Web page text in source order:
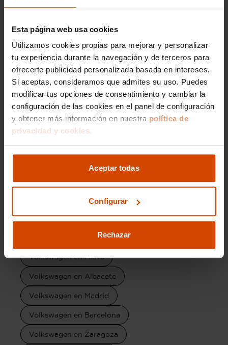
Esta página web usa cookies
Utilizamos cookies propias para mejorar y personalizar
tu experiencia durante la navegación y de terceros para
ofrecerte publicidad personalizada basada en intereses.
Si aceptas, consideramos que admites su uso. Puedes
modificar tus opciones de consentimiento y cambiar la
configuración de las cookies en el panel de configuración
y obtener más información en nuestra política de
privacidad y cookies.
Aceptar todas
Configurar
Rechazar
Volkswagen Id4 Pro
Modelos por provincia
Volkswagen Polo en Las palmas
Volkswagen T-Cross en Las palmas
Volkswagen T-Roc en Las palmas
Volkswagen Golf en Las palmas
Volkswagen en Alicante
Volkswagen en Almería
Volkswagen en Álava
Volkswagen en Albacete
Volkswagen en Madrid
Volkswagen en Barcelona
Volkswagen en Zaragoza